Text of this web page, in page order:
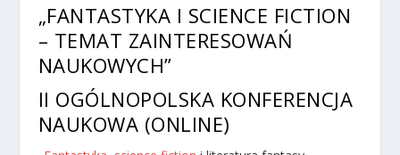
„FANTASTYKA I SCIENCE FICTION
– TEMAT ZAINTERESOWAŃ
NAUKOWYCH”
II OGÓLNOPOLSKA KONFERENCJA
NAUKOWA (ONLINE)